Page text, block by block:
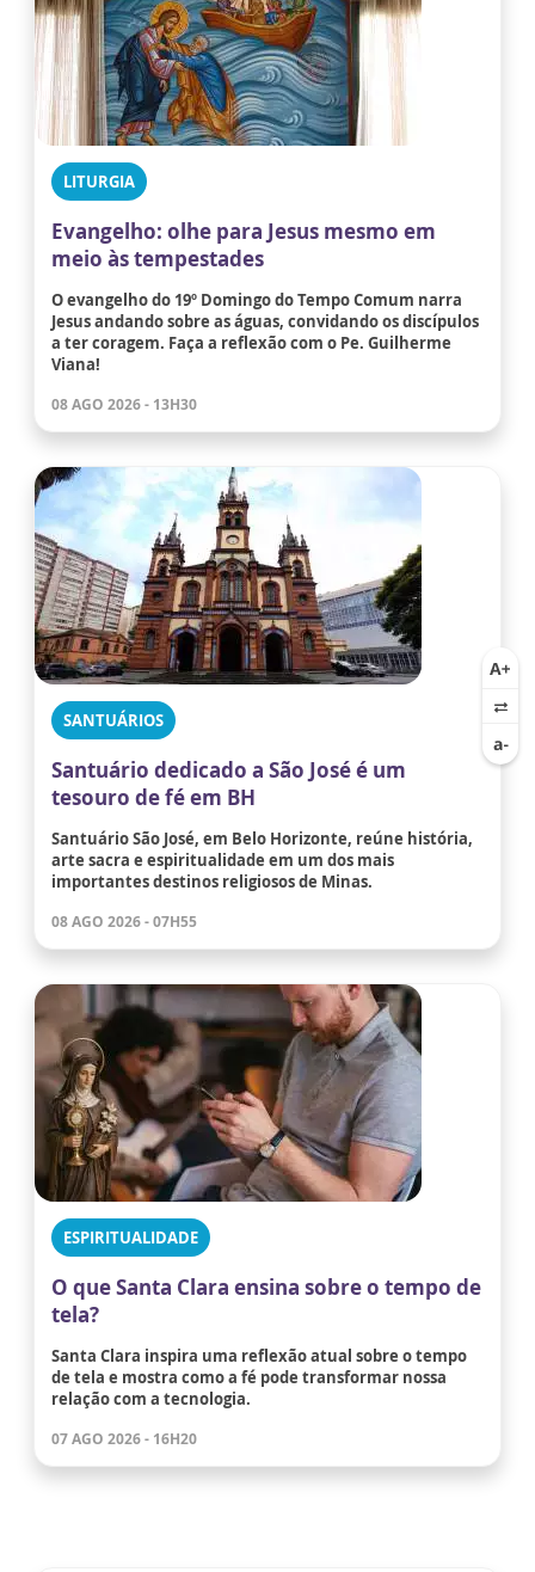
LITURGIA
Evangelho: olhe para Jesus mesmo em
meio às tempestades
O evangelho do 19º Domingo do Tempo Comum narra
Jesus andando sobre as águas, convidando os discípulos
a ter coragem. Faça a reflexão com o Pe. Guilherme
Viana!
08 AGO 2026 - 13H30
SANTUÁRIOS
Santuário dedicado a São José é um
tesouro de fé em BH
Santuário São José, em Belo Horizonte, reúne história,
arte sacra e espiritualidade em um dos mais
importantes destinos religiosos de Minas.
08 AGO 2026 - 07H55
ESPIRITUALIDADE
O que Santa Clara ensina sobre o tempo de
tela?
Santa Clara inspira uma reflexão atual sobre o tempo
de tela e mostra como a fé pode transformar nossa
relação com a tecnologia.
07 AGO 2026 - 16H20